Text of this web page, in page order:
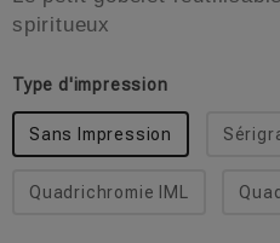
spiritueux
Type d'impression
Sans Impression
Quadrichromie IML